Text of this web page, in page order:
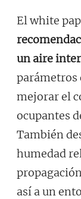
El white
un aire
parámetros
mejorar el
ocupantes
También
humedad
así a un